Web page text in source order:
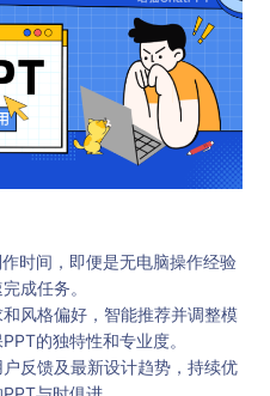
作时间，即便是无电脑操作经验
成任务。
和风格偏好，智能推荐并调整模
的独特性和专业度。
反馈及最新设计趋势，持续优